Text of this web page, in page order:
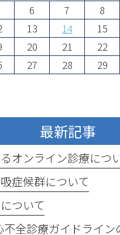
6 7 8
13 14 15
20 21 22
27 28 29
最新記事
オンライン診療につ
症候群について
ついて